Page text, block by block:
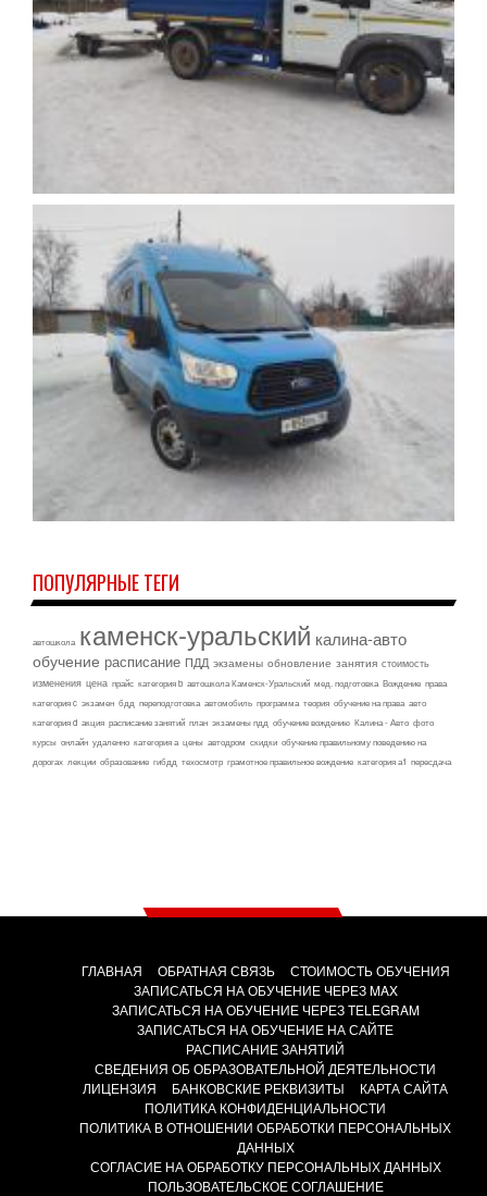
ПОПУЛЯРНЫЕ ТЕГИ
автошкола каменск-уральский калина-авто
обучение расписание ПДД экзамены обновление занятия стоимость
изменения цена прайс категория b автошкола Каменск-Уральский мед. подготовка Вождение права
категория c экзамен бдд переподготовка автомобиль программа теория обучение на права авто
категория d акция расписание занятий план экзамены пдд обучение вождению Калина - Авто фото
курсы онлайн удаленно категория а цены автодром скидки обучение правильному поведению на
дорогах лекции образование гибдд техосмотр грамотное правильное вождение категория а1 пересдача
ГЛАВНАЯ ОБРАТНАЯ СВЯЗЬ
СТОИМОСТЬ ОБУЧЕНИЯ
ЗАПИСАТЬСЯ НА ОБУЧЕНИЕ ЧЕРЕЗ MAX
ЗАПИСАТЬСЯ НА ОБУЧЕНИЕ ЧЕРЕЗ TELEGRAM
ЗАПИСАТЬСЯ НА ОБУЧЕНИЕ НА САЙТЕ
РАСПИСАНИЕ ЗАНЯТИЙ
СВЕДЕНИЯ ОБ ОБРАЗОВАТЕЛЬНОЙ ДЕЯТЕЛЬНОСТИ
ЛИЦЕНЗИЯ
БАНКОВСКИЕ РЕКВИЗИТЫ
КАРТА САЙТА
ПОЛИТИКА КОНФИДЕНЦИАЛЬНОСТИ
ПОЛИТИКА В ОТНОШЕНИИ ОБРАБОТКИ ПЕРСОНАЛЬНЫХ
ДАННЫХ
СОГЛАСИЕ НА ОБРАБОТКУ ПЕРСОНАЛЬНЫХ ДАННЫХ
ПОЛЬЗОВАТЕЛЬСКОЕ СОГЛАШЕНИЕ